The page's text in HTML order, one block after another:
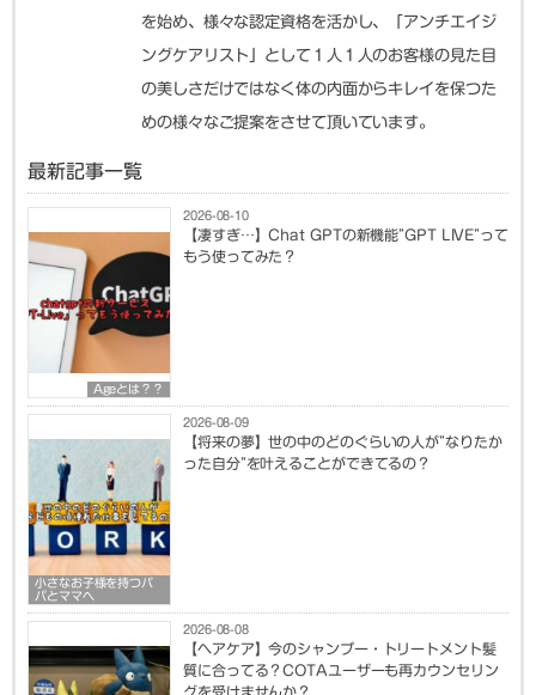
を始め、様々な認定資格を活かし、「アンチエイジ
ングケアリスト」として１人１人のお客様の見た目
の美しさだけではなく体の内面からキレイを保つた
めの様々なご提案をさせて頂いています。
最新記事一覧
Ageとは？？
2026-08-10
【凄すぎ…】Chat GPTの新機能”GPT LIVE”って
もう使ってみた？
小さなお子様を持つパ
パとママへ
2026-08-09
【将来の夢】世の中のどのぐらいの人が”なりたか
った自分”を叶えることができてるの？
2026-08-08
【ヘアケア】今のシャンプー・トリートメント髪
質に合ってる？COTAユーザーも再カウンセリン
グを受けませんか？